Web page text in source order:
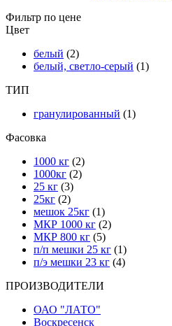
Фильтр по цене
Цвет
белый (2)
белый, светло-серый (1)
ТИП
гранулированный (1)
Фасовка
1000 кг (2)
1000кг (2)
25 кг (3)
25кг (2)
мешок 25кг (1)
МКР 1000 кг (2)
МКР 800 кг (5)
п/п мешки 25 кг (1)
п/э мешки 23 кг (4)
ПРОИЗВОДИТЕЛИ
ОАО "ЛАТО"
Воскресенск